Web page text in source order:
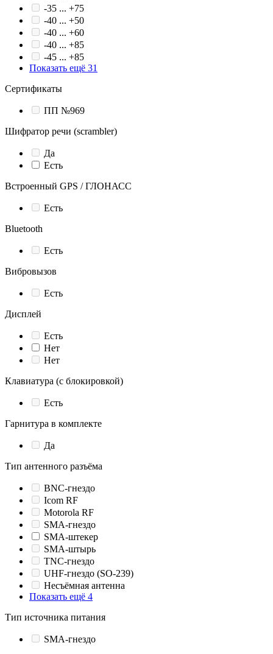
-35 ... +75
-40 ... +50
-40 ... +60
-40 ... +85
-45 ... +85
Показать ещё 31
Сертификаты
ПП №969
Шифратор речи (scrambler)
Да
Есть
Встроенный GPS / ГЛОНАСС
Есть
Bluetooth
Есть
Вибровызов
Есть
Дисплей
Есть
Нет
Нет
Клавиатура (с блокировкой)
Есть
Гарнитура в комплекте
Да
Тип антенного разъёма
BNC-гнездо
Icom RF
Motorola RF
SMA-гнездо
SMA-штекер
SMA-штырь
TNC-гнездо
UHF-гнездо (SO-239)
Несъёмная антенна
Показать ещё 4
Тип источника питания
SMA-гнездо